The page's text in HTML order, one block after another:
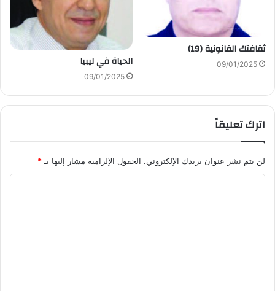
ثقافتك القانونية (19)
09/01/2025 الحياة في ليبيا
09/01/2025
اترك تعليقاً
لن يتم نشر عنوان بريدك الإلكتروني. الحقول الإلزامية مشار إليها بـ *